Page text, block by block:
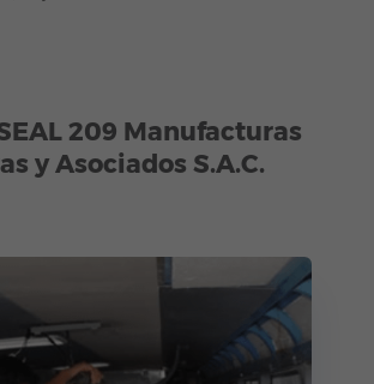
209 Manufacturas
y Asociados S.A.C.